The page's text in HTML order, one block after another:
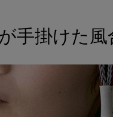
手掛けた